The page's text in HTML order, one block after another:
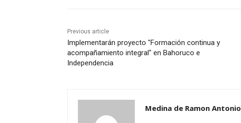
Previous article
Implementarán proyecto "Formación continua y
acompañamiento integral" en Bahoruco e
Independencia
Medina de Ramon Antonio